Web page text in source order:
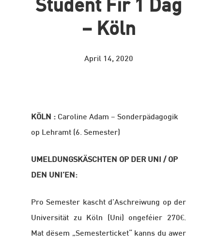
Student Fir 1 Dag
– Köln
April 14, 2020
KÖLN : Caroline Adam – Sonderpädagogik
op Lehramt (6. Semester)
UMELDUNGSKÄSCHTEN OP DER UNI / OP
DEN UNI’EN:
Pro Semester kascht d’Aschreiwung op der
Universität zu Köln (Uni) ongeféier 270€.
Mat dësem „Semesterticket“ kanns du awer